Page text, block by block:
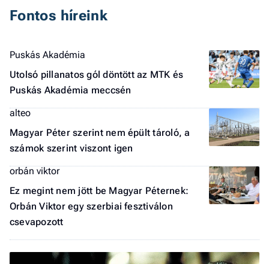
Fontos híreink
Puskás Akadémia
Utolsó pillanatos gól döntött az MTK és
Puskás Akadémia meccsén
alteo
Magyar Péter szerint nem épült tároló, a
számok szerint viszont igen
orbán viktor
Ez megint nem jött be Magyar Péternek:
Orbán Viktor egy szerbiai fesztiválon
csevapozott